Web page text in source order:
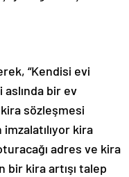
“Kendisi evi
bir ev
sözleşmesi
kira
adres ve kira
bir kira artışı talep